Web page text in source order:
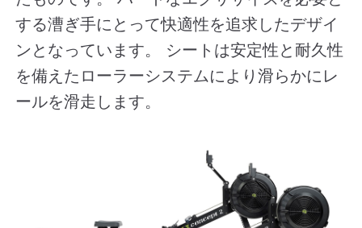
する漕ぎ手にとって快適性を追求したデザイ
ンとなっています。 シートは安定性と耐久性
を備えたローラーシステムにより滑らかにレ
ールを滑走します。